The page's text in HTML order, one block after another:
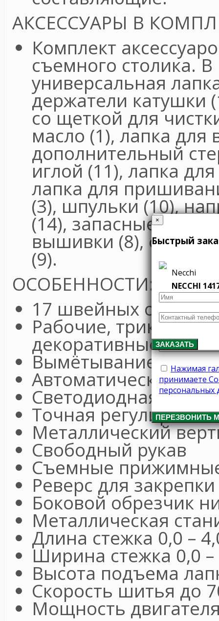
×
Обратная
Нажимая
принимаете
персональных
ПЕРЕЗВОНИТЬ
АКСЕССУАРЫ В
Комплект
съемного столика.
универсальная
держатели катушки
со щеткой для
масло (1), лапка
дополнительный
иглой (11), лапка
лапка для
(3), шпульки (10),
(14), запасные иглы
вышивки (8),
(9).
ОСОБЕННОСТИ:
17 швейных
Рабочие,
декоративные
Вымётывание
Автоматическая
Светодиодная
Точная
Металлический
Свободный рукав
Съемные
Реверс для
Боковой обрезчик
Металлическая
Длина стежка 0,0 –
Ширина стежка 0,0
Высота подъема
Скорость шитья до
Мощность
×
Быстрый
Necchi
NECCHI
ЗАКАЗАТЬ